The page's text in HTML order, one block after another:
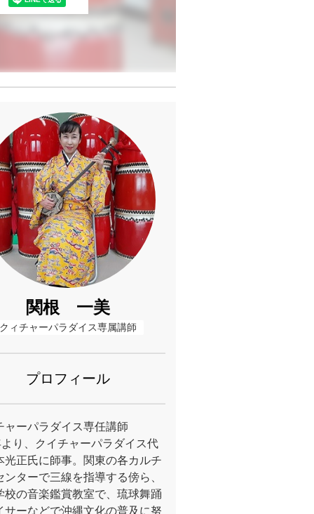
関根 一美
クィチャーパラダイス専属講師
プロフィール
ャーパラダイス専任講師
り、クイチャーパラダイス代
光正氏に師事。関東の各カルチ
ンターで三線を指導する傍ら、
校の音楽鑑賞教室で、琉球舞踊
サーなどで沖縄文化の普及に努